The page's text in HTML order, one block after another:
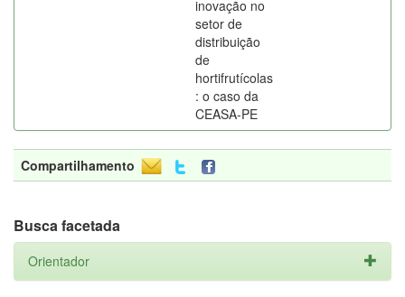
inovação no
setor de
distribuição
de
hortifrutícolas
: o caso da
CEASA-PE
Compartilhamento
Busca facetada
Orientador